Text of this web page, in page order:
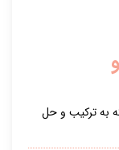
به ترکیب و حل